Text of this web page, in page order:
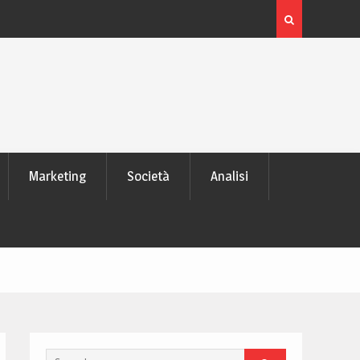
L’evoluzione delle memorie SD: da pochi MB ai
TB di dati
Marketing Società Analisi